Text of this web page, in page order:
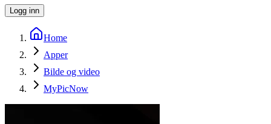
Logg inn
Home
Apper
Bilde og video
MyPicNow